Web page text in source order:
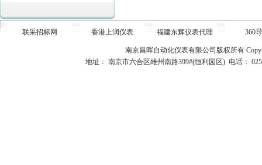
联采招标网 香港上润仪表 福建东辉仪表代理 360
南京昌晖自动化仪表有限公司版权所有
地址： 南京市六合区雄州南路399#(恒利园区) 电话：